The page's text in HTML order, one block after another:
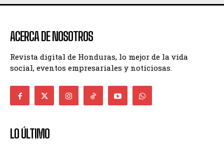
ACERCA DE NOSOTROS
Revista digital de Honduras, lo mejor de la vida
social, eventos empresariales y noticiosas.
LO ÚLTIMO